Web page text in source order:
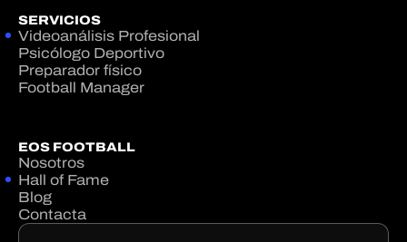
SERVICIOS
Videoanálisis Profesional
Psicólogo Deportivo
Preparador físico
Football Manager
EOS FOOTBALL
Nosotros
Hall of Fame
Blog
Contacta